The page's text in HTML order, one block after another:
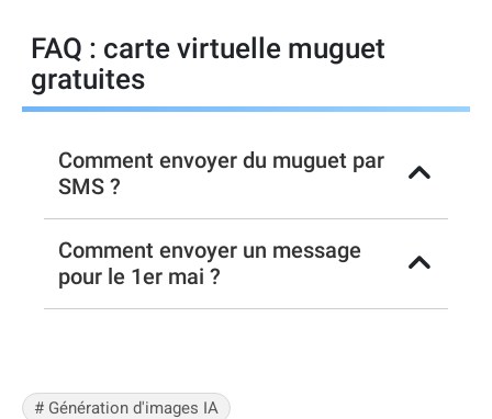
FAQ : carte virtuelle muguet
gratuites
Comment envoyer du muguet par
SMS ?
Comment envoyer un message
pour le 1er mai ?
# Génération d'images IA